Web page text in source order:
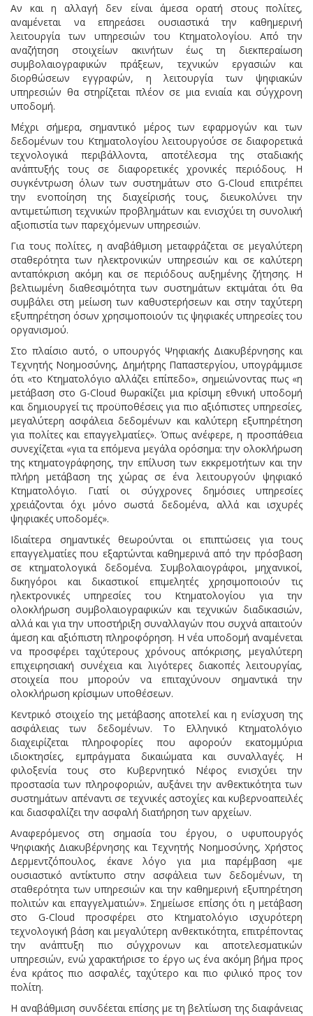
Αν και η αλλαγή δεν είναι άμεσα ορατή στους πολίτες,
αναμένεται να επηρεάσει ουσιαστικά την καθημερινή
λειτουργία των υπηρεσιών του Κτηματολογίου. Από την
αναζήτηση στοιχείων ακινήτων έως τη διεκπεραίωση
συμβολαιογραφικών πράξεων, τεχνικών εργασιών και
διορθώσεων εγγραφών, η λειτουργία των ψηφιακών
υπηρεσιών θα στηρίζεται πλέον σε μια ενιαία και σύγχρονη
υποδομή.
Μέχρι σήμερα, σημαντικό μέρος των εφαρμογών και των
δεδομένων του Κτηματολογίου λειτουργούσε σε διαφορετικά
τεχνολογικά περιβάλλοντα, αποτέλεσμα της σταδιακής
ανάπτυξής τους σε διαφορετικές χρονικές περιόδους. Η
συγκέντρωση όλων των συστημάτων στο G-Cloud επιτρέπει
την ενοποίηση της διαχείρισής τους, διευκολύνει την
αντιμετώπιση τεχνικών προβλημάτων και ενισχύει τη συνολική
αξιοπιστία των παρεχόμενων υπηρεσιών.
Για τους πολίτες, η αναβάθμιση μεταφράζεται σε μεγαλύτερη
σταθερότητα των ηλεκτρονικών υπηρεσιών και σε καλύτερη
ανταπόκριση ακόμη και σε περιόδους αυξημένης ζήτησης. Η
βελτιωμένη διαθεσιμότητα των συστημάτων εκτιμάται ότι θα
συμβάλει στη μείωση των καθυστερήσεων και στην ταχύτερη
εξυπηρέτηση όσων χρησιμοποιούν τις ψηφιακές υπηρεσίες του
οργανισμού.
Στο πλαίσιο αυτό, ο υπουργός Ψηφιακής Διακυβέρνησης και
Τεχνητής Νοημοσύνης, Δημήτρης Παπαστεργίου, υπογράμμισε
ότι «το Κτηματολόγιο αλλάζει επίπεδο», σημειώνοντας πως «η
μετάβαση στο G-Cloud θωρακίζει μια κρίσιμη εθνική υποδομή
και δημιουργεί τις προϋποθέσεις για πιο αξιόπιστες υπηρεσίες,
μεγαλύτερη ασφάλεια δεδομένων και καλύτερη εξυπηρέτηση
για πολίτες και επαγγελματίες». Όπως ανέφερε, η προσπάθεια
συνεχίζεται «για τα επόμενα μεγάλα ορόσημα: την ολοκλήρωση
της κτηματογράφησης, την επίλυση των εκκρεμοτήτων και την
πλήρη μετάβαση της χώρας σε ένα λειτουργούν ψηφιακό
Κτηματολόγιο. Γιατί οι σύγχρονες δημόσιες υπηρεσίες
χρειάζονται όχι μόνο σωστά δεδομένα, αλλά και ισχυρές
ψηφιακές υποδομές».
Ιδιαίτερα σημαντικές θεωρούνται οι επιπτώσεις για τους
επαγγελματίες που εξαρτώνται καθημερινά από την πρόσβαση
σε κτηματολογικά δεδομένα. Συμβολαιογράφοι, μηχανικοί,
δικηγόροι και δικαστικοί επιμελητές χρησιμοποιούν τις
ηλεκτρονικές υπηρεσίες του Κτηματολογίου για την
ολοκλήρωση συμβολαιογραφικών και τεχνικών διαδικασιών,
αλλά και για την υποστήριξη συναλλαγών που συχνά απαιτούν
άμεση και αξιόπιστη πληροφόρηση. Η νέα υποδομή αναμένεται
να προσφέρει ταχύτερους χρόνους απόκρισης, μεγαλύτερη
επιχειρησιακή συνέχεια και λιγότερες διακοπές λειτουργίας,
στοιχεία που μπορούν να επιταχύνουν σημαντικά την
ολοκλήρωση κρίσιμων υποθέσεων.
Κεντρικό στοιχείο της μετάβασης αποτελεί και η ενίσχυση της
ασφάλειας των δεδομένων. Το Ελληνικό Κτηματολόγιο
διαχειρίζεται πληροφορίες που αφορούν εκατομμύρια
ιδιοκτησίες, εμπράγματα δικαιώματα και συναλλαγές. Η
φιλοξενία τους στο Κυβερνητικό Νέφος ενισχύει την
προστασία των πληροφοριών, αυξάνει την ανθεκτικότητα των
συστημάτων απέναντι σε τεχνικές αστοχίες και κυβερνοαπειλές
και διασφαλίζει την ασφαλή διατήρηση των αρχείων.
Αναφερόμενος στη σημασία του έργου, ο υφυπουργός
Ψηφιακής Διακυβέρνησης και Τεχνητής Νοημοσύνης, Χρήστος
Δερμεντζόπουλος, έκανε λόγο για μια παρέμβαση «με
ουσιαστικό αντίκτυπο στην ασφάλεια των δεδομένων, τη
σταθερότητα των υπηρεσιών και την καθημερινή εξυπηρέτηση
πολιτών και επαγγελματιών». Σημείωσε επίσης ότι η μετάβαση
στο G-Cloud προσφέρει στο Κτηματολόγιο ισχυρότερη
τεχνολογική βάση και μεγαλύτερη ανθεκτικότητα, επιτρέποντας
την ανάπτυξη πιο σύγχρονων και αποτελεσματικών
υπηρεσιών, ενώ χαρακτήρισε το έργο ως ένα ακόμη βήμα προς
ένα κράτος πιο ασφαλές, ταχύτερο και πιο φιλικό προς τον
πολίτη.
Η αναβάθμιση συνδέεται επίσης με τη βελτίωση της διαφάνειας